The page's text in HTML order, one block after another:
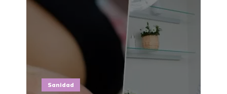
Sanidad